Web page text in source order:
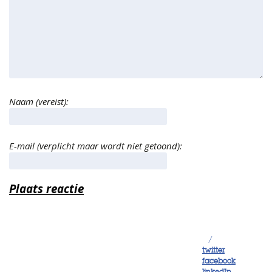
Naam (vereist):
E-mail (verplicht maar wordt niet getoond):
/
twitter
facebook